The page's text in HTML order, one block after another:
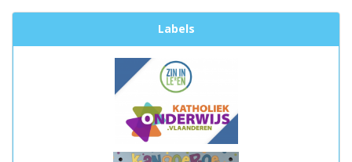
Labels